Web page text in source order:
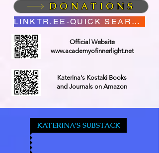
DONATIONS
LINKTR.EE-QUICK SEARCH
Official Website
www.academyofinnerlight.net
Katerina's Kostaki Books
and Journals on Amazon
KATERINA'S SUBSTACK